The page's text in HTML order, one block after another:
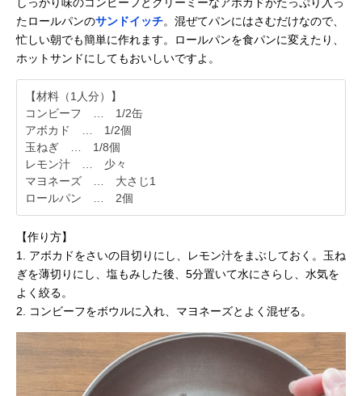
しっかり味のコンビーフとクリーミーなアボカドがたっぷり入っ
たロールパンのサンドイッチ。混ぜてパンにはさむだけなので、
忙しい朝でも簡単に作れます。ロールパンを食パンに変えたり、
ホットサンドにしてもおいしいですよ。
【材料（1人分）】
コンビーフ … 1/2缶
アボカド … 1/2個
玉ねぎ … 1/8個
レモン汁 … 少々
マヨネーズ … 大さじ1
ロールパン … 2個
【作り方】
1. アボカドをさいの目切りにし、レモン汁をまぶしておく。玉ね
ぎを薄切りにし、塩もみした後、5分置いて水にさらし、水気を
よく絞る。
2. コンビーフをボウルに入れ、マヨネーズとよく混ぜる。